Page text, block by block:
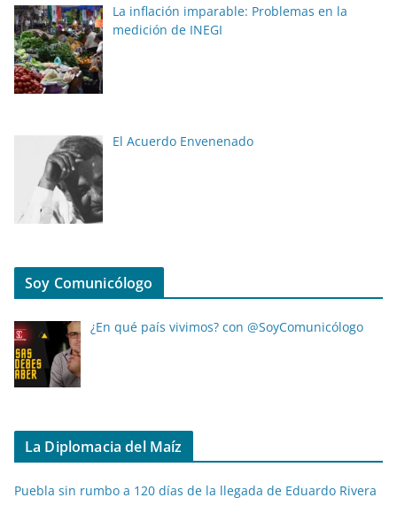
La inflación imparable: Problemas en la
medición de INEGI
El Acuerdo Envenenado
Soy Comunicólogo
¿En qué país vivimos? con @SoyComunicólogo
La Diplomacia del Maíz
Puebla sin rumbo a 120 días de la llegada de Eduardo Rivera